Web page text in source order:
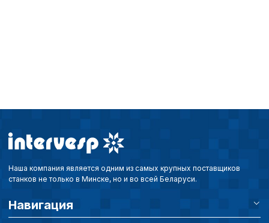
Наша компания является одним из самых крупных поставщиков
станков не только в Минске, но и во всей Беларуси.
Навигация
наиболее и наименее
страницы и
исходя из
пользователей.